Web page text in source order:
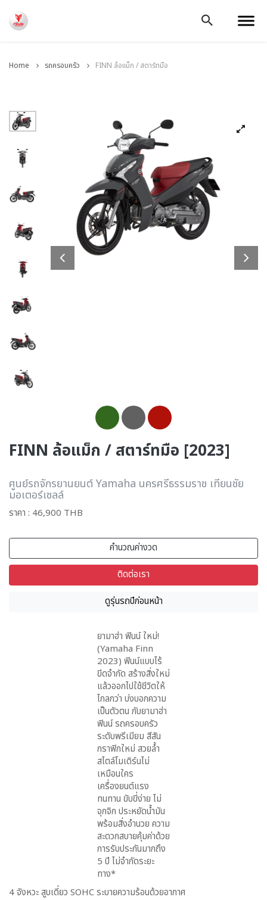
Home รถครอบครัว FINN ล้อแม็ก / สตาร์ทมือ
FINN ล้อแม็ก / สตาร์ทมือ [2023]
ศูนย์รถจักรยานยนต์ Yamaha นครศรีธรรมราช เทียนชัย
มอเตอร์เซลล์
ราคา : 46,900 THB
คำนวณค่างวด
ติดต่อเรา
ดูรุ่นรถปีก่อนหน้า
ยามาฮ่า ฟินน์ ใหม่!
(Yamaha Finn
2023) ฟินน์แบบไร้
ขีดจำกัด สร้างสิ่งใหม่
แล้วออกไปใช้ชีวิตให้
ไกลกว่า บ่งบอกความ
เป็นตัวตน กับยามาฮ่า
ฟินน์ รถครอบครัว
ระดับพรีเมียม สีสัน
กราฟิกใหม่ สวยล้ำ
สไตล์โมเดิร์นไม่
เหมือนใคร
เครื่องยนต์แรง
ทนทาน ขับขี่ง่าย ไม่
จุกจิก ประหยัดน้ำมัน
พร้อมสิ่งอำนวย ความ
สะดวกสบายคุ้มค่าด้วย
การรับประกันมากถึง
5 ปี ไม่จำกัดระยะ
ทาง*
4 จังหวะ สูบเดี่ยว SOHC ระบายความร้อนด้วยอากาศ